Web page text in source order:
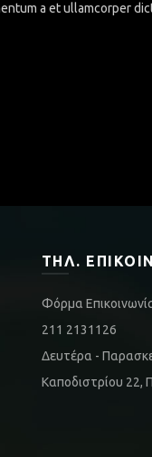
a et ullamcorper
ΤΗΛ.
Φόρμα
211 2131126
Δευτέρα -
Καποδιστρίου 22,